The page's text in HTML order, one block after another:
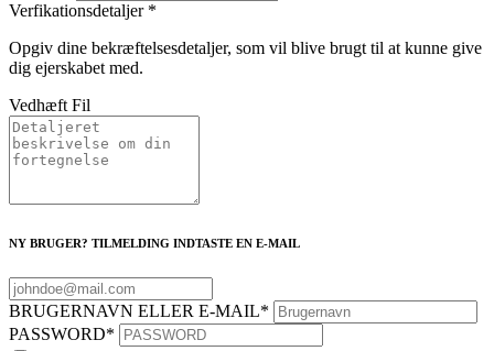
Verfikationsdetaljer *
Opgiv dine bekræftelsesdetaljer, som vil blive brugt til at kunne give
dig ejerskabet med.
Vedhæft Fil
NY BRUGER? TILMELDING INDTASTE EN E-MAIL
BRUGERNAVN ELLER E-MAIL*
PASSWORD*